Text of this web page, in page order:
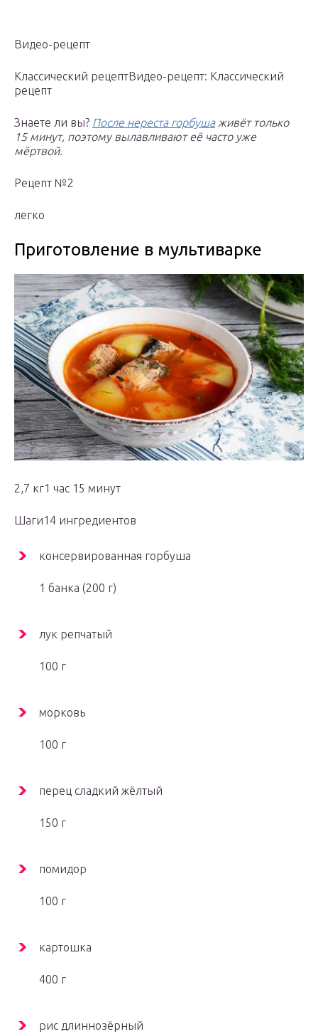
Видео-рецепт
Классический рецептВидео-рецепт: Классический
рецепт
Знаете ли вы? После нереста горбушаживёт только
15 минут, поэтому вылавливают её часто уже
мёртвой.
Рецепт №2
легко
Приготовление в мультиварке
2,7 кг1 час 15 минут
Шаги14 ингредиентов
консервированная горбуша
1 банка (200 г)
лук репчатый
100 г
морковь
100 г
перец сладкий жёлтый
150 г
помидор
100 г
картошка
400 г
рис длиннозёрный